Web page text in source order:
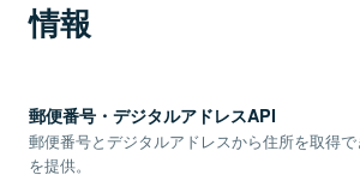
情報
郵便番号・デジタルアドレスAPI
郵便番号とデジタルアドレスから住所を取得
を提供。